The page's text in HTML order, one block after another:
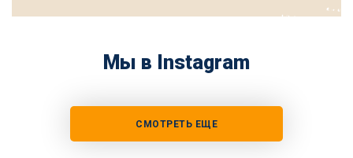
Мы в Instagram
СМОТРЕТЬ ЕЩЕ